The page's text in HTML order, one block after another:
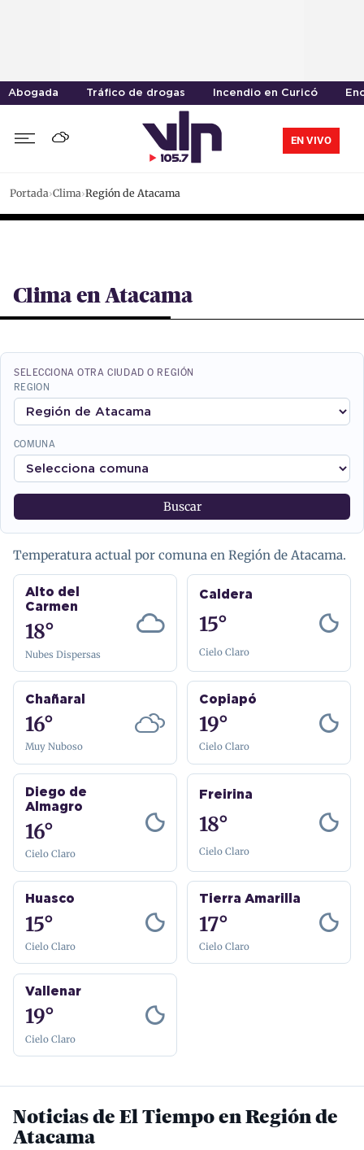
Abogada Tráfico de drogas Incendio en Curicó
EN VIVO
Portada Clima Región de Atacama
Clima en Atacama
SELECCIONA OTRA CIUDAD O REGIÓN
REGION
COMUNA
Buscar
Temperatura actual por comuna en Región de Atacama.
Alto del
Carmen
18°
Nubes Dispersas
Caldera
15°
Cielo Claro
Chañaral
16°
Muy Nuboso
Copiapó
19°
Cielo Claro
Diego de
Almagro
16°
Cielo Claro
Freirina
18°
Cielo Claro
Huasco
15°
Cielo Claro
Tierra Amarilla
17°
Cielo Claro
Vallenar
19°
Cielo Claro
Noticias de El Tiempo en Región de
Atacama